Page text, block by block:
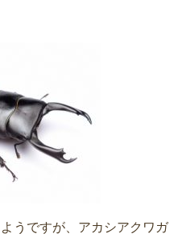
うですが、アカシアクワガ